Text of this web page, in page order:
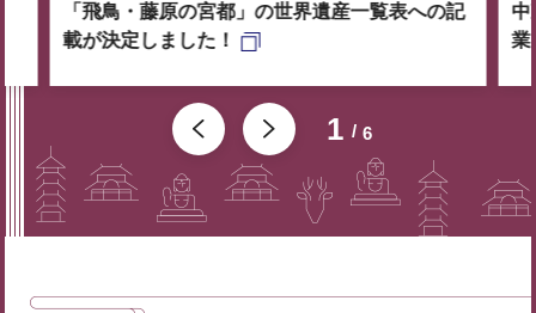
1 6
「飛鳥・藤原の宮都」の世界遺産一覧表への記
載が決定しました！
中
業